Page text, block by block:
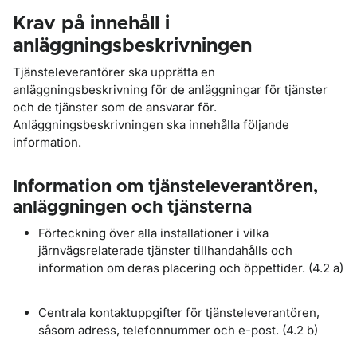
Krav på innehåll i
anläggningsbeskrivningen
Tjänsteleverantörer ska upprätta en
anläggningsbeskrivning för de anläggningar för tjänster
och de tjänster som de ansvarar för.
Anläggningsbeskrivningen ska innehålla följande
information.
Information om tjänsteleverantören,
anläggningen och tjänsterna
Förteckning över alla installationer i vilka
järnvägsrelaterade tjänster tillhandahålls och
information om deras placering och öppettider. (4.2 a)
Centrala kontaktuppgifter för tjänsteleverantören,
såsom adress, telefonnummer och e-post. (4.2 b)